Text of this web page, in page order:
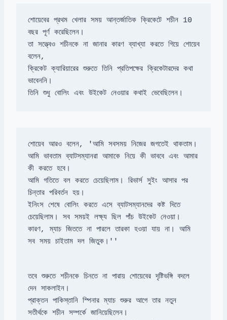
শোয়েবের প্রথম খেলার সময় আন্তর্জাতিক ক্রিকেটে শচীন 10
তা সত্ত্বেও শচীনকে না জানার কারণ ব্যাখ্যা করতে গিয়ে শোয়েব
বলেন,
ক্রিকেট ক্যারিয়ারের শুরুতে তিনি প্রতিপক্ষের ক্রিকেটারদের কথা
তিনি শুধু বোলিং এবং উইকেট নেওয়ার কথাই ভেবেছিলেন।
শোয়েব আরও বলেন, 'আমি সবসময় নিজের জগতেই থাকতাম।
আমি ভাবতাম ব্যাটসম্যানরা আমাকে নিয়ে কী ভাববে এবং আমার
কী করতে হবে।
আমি গতিতে বল করতে চেয়েছিলাম। রিভার্স সুইং আসার পর
চিন্তার পরিবর্তন হয়।
ইনিংস শেষে বোলিং করতে এসে ব্যাটসম্যানদের কষ্ট দিতে
চেয়েছিলাম। সব সময়ই লক্ষ্য ছিল পাঁচ উইকেট নেওয়া।
কারণ, ম্যাচ জিততে না পারলে তারকা হওয়া যায় না। আমি
সব সময় চাইতাম দল জিতুক।''
তবে শুরুতে শচীনকে চিনতে না পারায় শোয়েবের দৃষ্টিভঙ্গি বদলে
প্রাক্তন পাকিস্তানি স্পিনার ম্যাচ শুরুর আগে তার নতুন